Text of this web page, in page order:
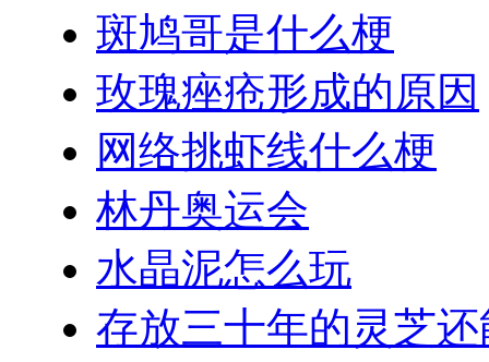
斑鸠哥是什么梗
玫瑰痤疮形成的原因
网络挑虾线什么梗
林丹奥运会
水晶泥怎么玩
存放三十年的灵芝